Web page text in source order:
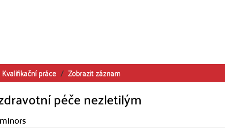
Kvalifikační práce Zobrazit záznam
péče nezletilým